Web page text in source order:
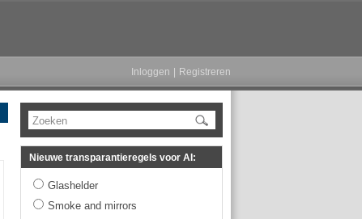
Inloggen Registreren
Zoeken
Nieuwe transparantieregels voor AI:
Glashelder
Smoke and mirrors